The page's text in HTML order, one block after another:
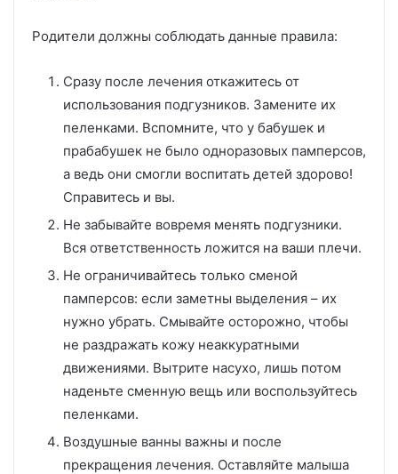
Родители должны соблюдать данные правила:
Сразу после лечения откажитесь от
использования подгузников. Замените их
пеленками. Вспомните, что у бабушек и
прабабушек не было одноразовых памперсов,
а ведь они смогли воспитать детей здорово!
Справитесь и вы.
Не забывайте вовремя менять подгузники.
Вся ответственность ложится на ваши плечи.
Не ограничивайтесь только сменой
памперсов: если заметны выделения – их
нужно убрать. Смывайте осторожно, чтобы
не раздражать кожу неаккуратными
движениями. Вытрите насухо, лишь потом
наденьте сменную вещь или воспользуйтесь
пеленками.
Воздушные ванны важны и после
прекращения лечения. Оставляйте малыша